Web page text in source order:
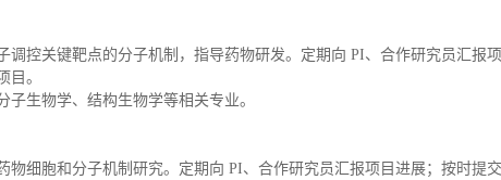
控关键靶点的分子机制，指导药物研发。定期向 PI、合作研究员汇报
目。
生物学、结构生物学等相关专业。
细胞和分子机制研究。定期向 PI、合作研究员汇报项目进展；按时提